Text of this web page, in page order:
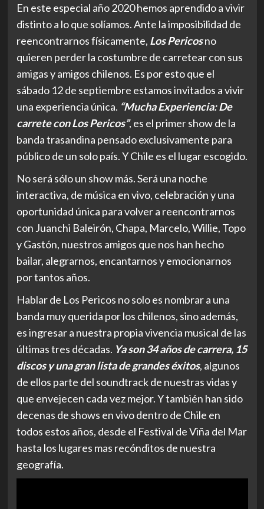
En este especial año 2020 hemos aprendido a vivir
distinto a lo que solíamos. Ante la imposibilidad de
reencontrarnos físicamente, Los Pericosno
quieren perder la costumbre de carretear con sus
amigas y amigos chilenos. Es por esto que el
sábado 12 de septiembre estamos invitados a vivir
una experiencia única. “Mucha Experiencia: De
carrete con Los Pericos”, es el primer show de la
banda trasandina pensado exclusivamente para
público de un solo país. Y Chile es el lugar escogido.
No será sólo un show más. Será una noche
interactiva, de música en vivo, celebración y una
oportunidad única para volver a reencontrarnos
con Juanchi Baleirón, Chapa, Marcelo, Willie, Topo
y Gastón, nuestros amigos que nos han hecho
bailar, alegrarnos, encantarnos y emocionarnos
por tantos años.
Hablar de Los Pericos no solo es nombrar a una
banda muy querida por los chilenos, sino además,
es ingresar a nuestra propia vivencia musical de las
últimas tres décadas. Ya son 34 años de carrera, 15
discos y una gran lista de grandes éxitos, algunos
de ellos parte del soundtrack de nuestras vidas y
que envejecen cada vez mejor. Y también han sido
decenas de shows en vivo dentro de Chile en
todos estos años, desde el Festival de Viña del Mar
hasta los lugares mas recónditos de nuestra
geografía.